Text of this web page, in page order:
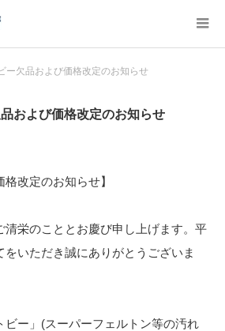
ー欠品および価格改定のお知らせ
品および価格改定のお知らせ
格改定のお知らせ】
栄のこととお慶び申し上げます。平
いただき誠にありがとうございま
ビー」(スーパーフェルトン等の汚れ